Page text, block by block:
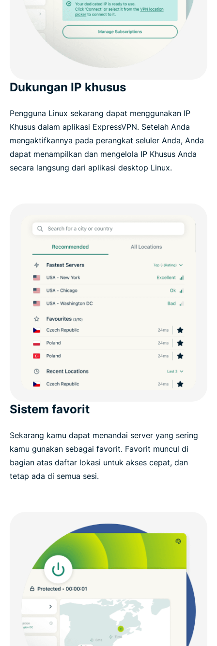
Dukungan IP khusus
Pengguna Linux sekarang dapat menggunakan IP
Khusus dalam aplikasi ExpressVPN. Setelah Anda
mengaktifkannya pada perangkat seluler Anda, Anda
dapat menampilkan dan mengelola IP Khusus Anda
secara langsung dari aplikasi desktop Linux.
Sistem favorit
Sekarang kamu dapat menandai server yang sering
kamu gunakan sebagai favorit. Favorit muncul di
bagian atas daftar lokasi untuk akses cepat, dan
tetap ada di semua sesi.